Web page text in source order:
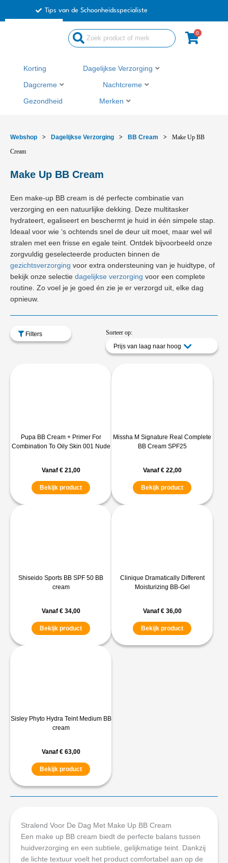
Tips van de Schoonheidsspecialiste
Search
...
0
Korting Dagelijkse Verzorging
Dagcreme Nachtcreme
Gezondheid Merken
Webshop > Dagelijkse Verzorging > BB Cream >
Make Up BB
Cream
Make Up BB Cream
Een make-up BB cream is dé perfecte combinatie van
verzorging en een natuurlijke dekking. Deze multitasker
hydrateert, egaliseert en beschermt je huid in één simpele stap.
Ideaal voor wie ‘s ochtends snel de deur uit moet, maar wel wil
stralen met een frisse en egale teint. Ontdek bijvoorbeeld onze
zorgvuldig geselecteerde producten binnen de
gezichtsverzorging voor extra ondersteuning van je huidtype, of
bekijk onze selectie dagelijkse verzorging voor een complete
routine. Zo voel je je goed én zie je er verzorgd uit, elke dag
opnieuw.
Filters
Sorteer op:
Prijs van laag naar hoog
Pupa BB Cream + Primer For
Combination To Oily Skin 001 Nude
Vanaf €21,00
Bekijk product
Missha M Signature Real Complete
BB Cream SPF25
Vanaf €22,00
Bekijk product
Shiseido Sports BB SPF 50 BB
cream
Vanaf €34,00
Bekijk product
Clinique Dramatically Different
Moisturizing BB-Gel
Vanaf €36,00
Bekijk product
Sisley Phyto Hydra Teint Medium BB
cream
Vanaf €63,00
Bekijk product
Stralend Voor De Dag Met Make Up BB Cream
Een make up BB cream biedt de perfecte balans tussen
huidverzorging en een subtiele, gelijkmatige teint. Dankzij
de lichte textuur voelt het product comfortabel aan op de